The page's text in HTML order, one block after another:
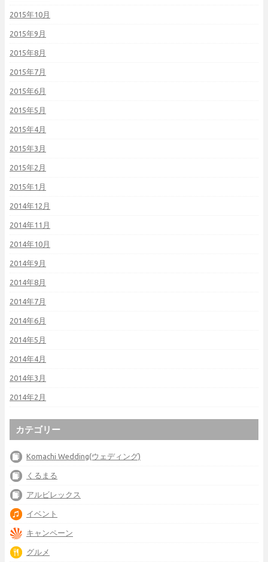
2015年10月
2015年9月
2015年8月
2015年7月
2015年6月
2015年5月
2015年4月
2015年3月
2015年2月
2015年1月
2014年12月
2014年11月
2014年10月
2014年9月
2014年8月
2014年7月
2014年6月
2014年5月
2014年4月
2014年3月
2014年2月
カテゴリー
Komachi Wedding(ウェディング)
くるまる
アルビレックス
イベント
キャンペーン
グルメ